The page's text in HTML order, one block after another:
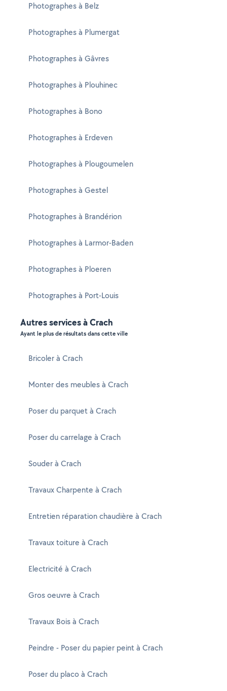
Photographes à Belz
Photographes à Plumergat
Photographes à Gâvres
Photographes à Plouhinec
Photographes à Bono
Photographes à Erdeven
Photographes à Plougoumelen
Photographes à Gestel
Photographes à Brandérion
Photographes à Larmor-Baden
Photographes à Ploeren
Photographes à Port-Louis
Autres services à Crach
Ayant le plus de résultats dans cette ville
Bricoler à Crach
Monter des meubles à Crach
Poser du parquet à Crach
Poser du carrelage à Crach
Souder à Crach
Travaux Charpente à Crach
Entretien réparation chaudière à Crach
Travaux toiture à Crach
Electricité à Crach
Gros oeuvre à Crach
Travaux Bois à Crach
Peindre - Poser du papier peint à Crach
Poser du placo à Crach